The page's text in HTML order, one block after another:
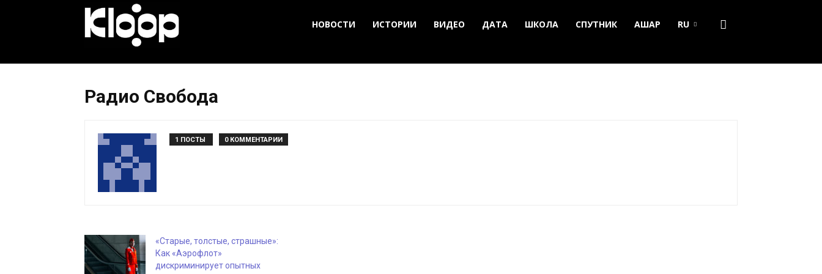
НОВОСТИ ИСТОРИИ ВИДЕО ДАТА ШКОЛА СПУТНИК АШАР RU
Радио Свобода
1 ПОСТЫ 0 КОММЕНТАРИИ
«Старые, толстые, страшные»:
Как «Аэрофлот»
дискриминирует опытных